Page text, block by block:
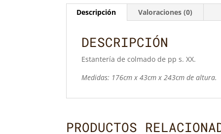
Descripción Valoraciones (0)
DESCRIPCIÓN
Estantería de colmado de pp s. XX.
Medidas: 176cm x 43cm x 243cm de altura.
PRODUCTOS